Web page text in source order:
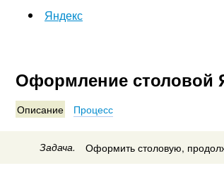
Яндекс
Оформление столовой
Описание Процесс
Задача. Оформить столовую,